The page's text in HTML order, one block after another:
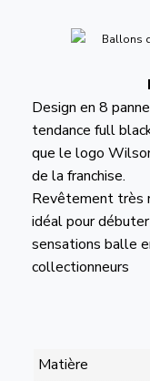
Design en 8
tendance full
que le logo
de la franchise.
Revêtement très
idéal pour
sensations balle
collectionneurs
Matière